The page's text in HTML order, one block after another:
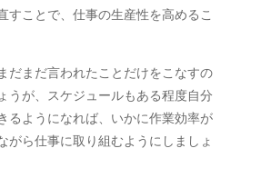
すことで、仕事の生産性を高めるこ
だまだ言われたことだけをこなすの
うが、スケジュールもある程度自分
るようになれば、いかに作業効率が
がら仕事に取り組むようにしましょ